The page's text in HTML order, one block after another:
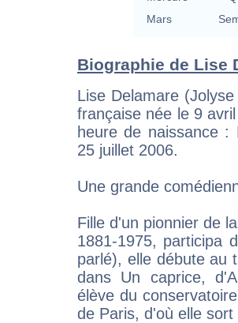
Mars
Biographie de Lise
Lise Delamare
française née le 9
heure de naissance :
25 juillet 2006.
Une grande
Fille d'un pionnier de
1881-1975, participa
parlé), elle débute au
dans Un caprice,
élève du
de Paris, d'où elle